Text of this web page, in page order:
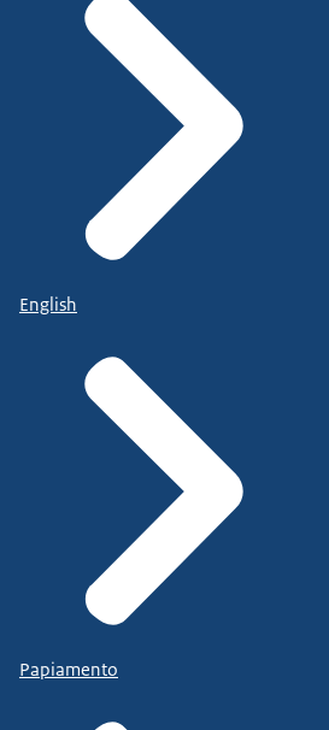
English
Papiamento